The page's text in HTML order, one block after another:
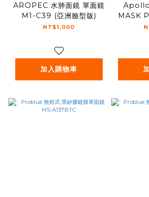
AROPEC 水肺面鏡 單面鏡
M1-C39 (亞洲臉型版)
NT$1,000
加入購物車
MASK
面鏡